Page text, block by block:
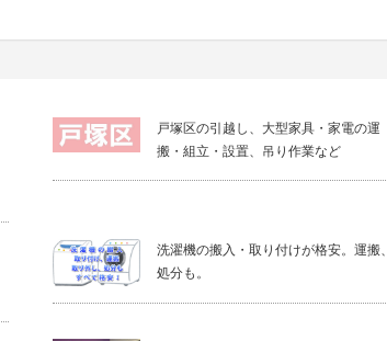
戸塚区の引越し、大型家具・家電の運
搬・組立・設置、吊り作業など
洗濯機の搬入・取り付けが格安。運搬、
処分も。